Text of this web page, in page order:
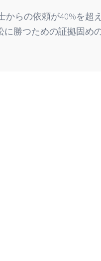
からの依頼が40%を超
勝つための証拠固め